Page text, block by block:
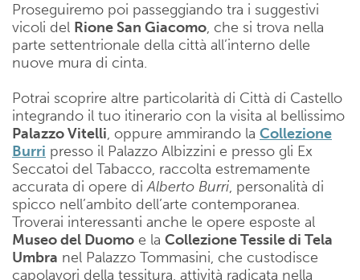
Proseguiremo poi passeggiando tra i suggestivi
vicoli del Rione San Giacomo, che si trova nella
parte settentrionale della città all’interno delle
nuove mura di cinta.
Potrai scoprire altre particolarità di Città di Castello
integrando il tuo itinerario con la visita al bellissimo
Palazzo Vitelli, oppure ammirando la Collezione
Burri presso il Palazzo Albizzini e presso gli Ex
Seccatoi del Tabacco, raccolta estremamente
accurata di opere diAlberto Burri, personalità di
spicco nell’ambito dell’arte contemporanea.
Troverai interessanti anche le opere esposte al
Museo del Duomo e la Collezione Tessiledi Tela
Umbra nel Palazzo Tommasini, che custodisce
capolavori della tessitura, attività radicata nella